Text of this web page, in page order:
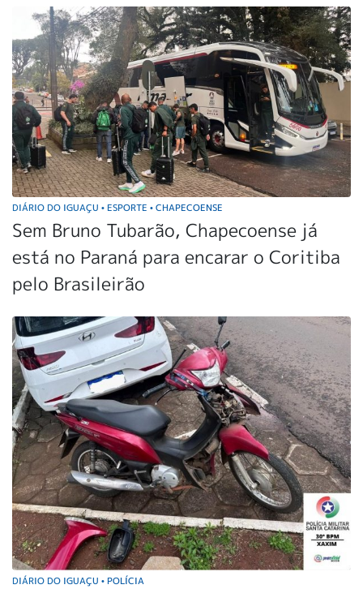
DIÁRIO DO IGUAÇU • ESPORTE • CHAPECOENSE
Sem Bruno Tubarão, Chapecoense já
está no Paraná para encarar o Coritiba
pelo Brasileirão
DIÁRIO DO IGUAÇU • POLÍCIA